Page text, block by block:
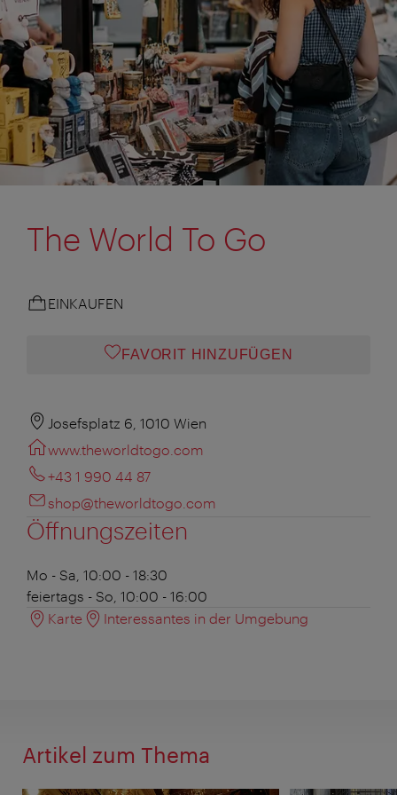
The World To Go
EINKAUFEN
FAVORIT HINZUFÜGEN
Josefsplatz 6, 1010 Wien
www.theworldtogo.com
+43 1 990 44 87
shop@theworldtogo.com
Öffnungszeiten
Mo - Sa, 10:00 - 18:30
feiertags - So, 10:00 - 16:00
Karte
Interessantes in der Umgebung
Artikel zum Thema